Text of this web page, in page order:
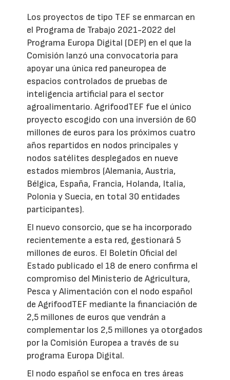
Los proyectos de tipo TEF se enmarcan en
el Programa de Trabajo 2021-2022 del
Programa Europa Digital (DEP) en el que la
Comisión lanzó una convocatoria para
apoyar una única red paneuropea de
espacios controlados de pruebas de
inteligencia artificial para el sector
agroalimentario. AgrifoodTEF fue el único
proyecto escogido con una inversión de 60
millones de euros para los próximos cuatro
años repartidos en nodos principales y
nodos satélites desplegados en nueve
estados miembros (Alemania, Austria,
Bélgica, España, Francia, Holanda, Italia,
Polonia y Suecia, en total 30 entidades
participantes).
El nuevo consorcio, que se ha incorporado
recientemente a esta red, gestionará 5
millones de euros. El Boletín Oficial del
Estado publicado el 18 de enero confirma el
compromiso del Ministerio de Agricultura,
Pesca y Alimentación con el nodo español
de AgrifoodTEF mediante la financiación de
2,5 millones de euros que vendrán a
complementar los 2,5 millones ya otorgados
por la Comisión Europea a través de su
programa Europa Digital.
El nodo español se enfoca en tres áreas